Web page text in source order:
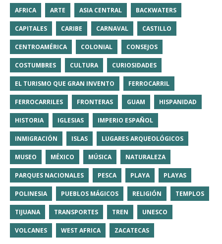
AFRICA ARTE ASIA CENTRAL BACKWATERS
CAPITALES CARIBE CARNAVAL CASTILLO
CENTROAMÉRICA COLONIAL CONSEJOS
COSTUMBRES CULTURA CURIOSIDADES
EL TURISMO QUE GRAN INVENTO FERROCARRIL
FERROCARRILES FRONTERAS GUAM HISPANIDAD
HISTORIA IGLESIAS IMPERIO ESPAÑOL
INMIGRACIÓN ISLAS LUGARES ARQUEOLÓGICOS
MUSEO MÉXICO MÚSICA NATURALEZA
PARQUES NACIONALES PESCA PLAYA PLAYAS
POLINESIA PUEBLOS MÁGICOS RELIGIÓN TEMPLOS
TIJUANA TRANSPORTES TREN UNESCO
VOLCANES WEST AFRICA ZACATECAS